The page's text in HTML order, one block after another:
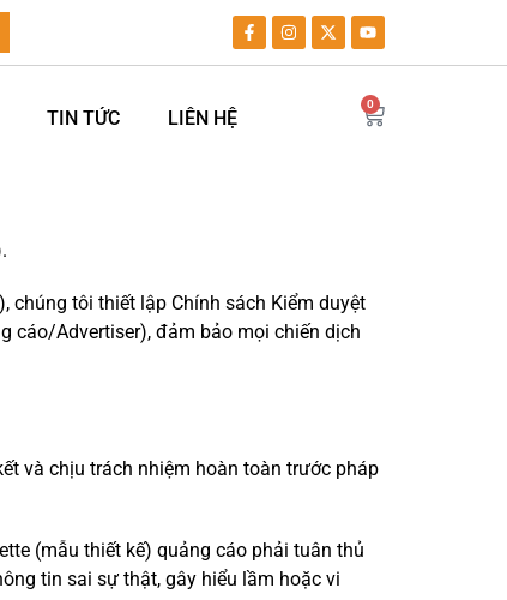
TIN TỨC LIÊN HỆ
0
chúng tôi thiết lập Chính sách Kiểm duyệt
cáo/Advertiser), đảm bảo mọi chiến dịch
và chịu trách nhiệm hoàn toàn trước pháp
(mẫu thiết kế) quảng cáo phải tuân thủ
tin sai sự thật, gây hiểu lầm hoặc vi